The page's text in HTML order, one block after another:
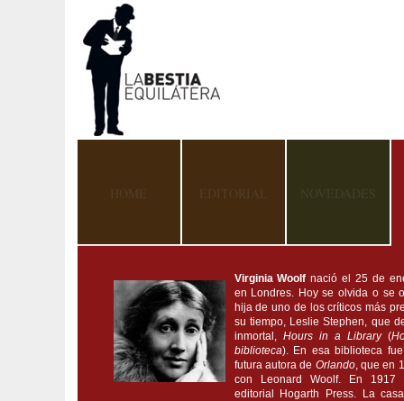
HOME EDITORIAL NOVEDADES
Virginia Woolf nació el 25 de
en Londres. Hoy se olvida o se
hija de uno de los críticos más
su tiempo, Leslie Stephen, que
inmortal, Hours in a Library(
biblioteca). En esa biblioteca
futura autora de Orlando, que en
con Leonard Woolf. En 1917
editorial Hogarth Press. La